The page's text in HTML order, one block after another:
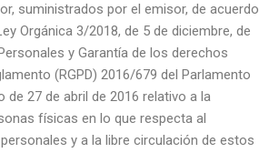
suministrados por el emisor, de acuerdo
Orgánica 3/2018, de 5 de diciembre, de
y Garantía de los derechos
(RGPD) 2016/679 del Parlamento
de 27 de abril de 2016 relativo a la
físicas en lo que respecta al
y a la libre circulación de estos